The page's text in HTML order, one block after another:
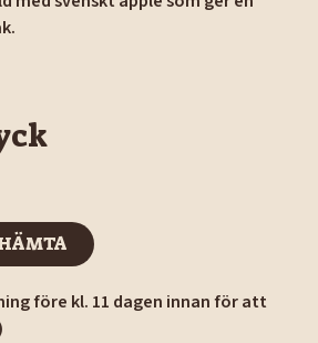
& HÄMTA
före kl. 11 dagen innan för att